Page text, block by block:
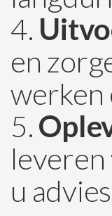
en
werken
u